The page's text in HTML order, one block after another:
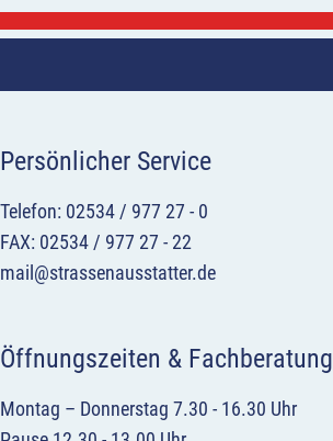
Persönlicher Service
Telefon: 02534 / 977 27 - 0
FAX: 02534 / 977 27 - 22
mail@strassenausstatter.de
Öffnungszeiten & Fachberatung
Montag – Donnerstag 7.30 - 16.30 Uhr